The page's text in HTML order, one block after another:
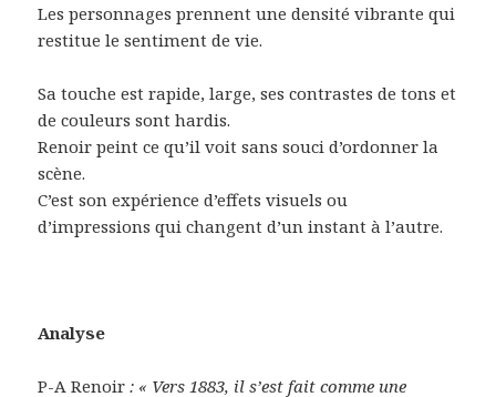
Les personnages prennent une densité vibrante qui
restitue le sentiment de vie.
Sa touche est rapide, large, ses contrastes de tons et
de couleurs sont hardis.
Renoir peint ce qu’il voit sans souci d’ordonner la
scène.
C’est son expérience d’effets visuels ou
d’impressions qui changent d’un instant à l’autre.
Analyse
P-A Renoir: « Vers 1883, il s’est fait comme une